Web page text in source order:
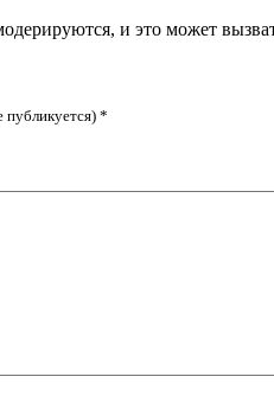
и это может
публикуется) *